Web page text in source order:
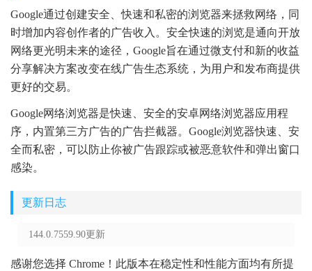
Google通过创建安全、快速和私密的浏览器来拯救网络，同
时增加内容创作者的广告收入。安全快速的浏览是通向开放
网络更光明未来的途径，Google旨在通过微支付和新的收益
分享解决方案改变在线广告生态系统，为用户和发布商提供
更好的交易。
Google网络浏览器是快速、安全的安卓网络浏览器应用程
序，内置第三方广告的广告拦截器。Google浏览器快速、安
全而私密，可以防止你被广告跟踪或被恶意软件和弹出窗口
感染。
更新日志
144.0.7559.90更新
感谢您选择 Chrome！此版本在稳定性和性能方面均有所提